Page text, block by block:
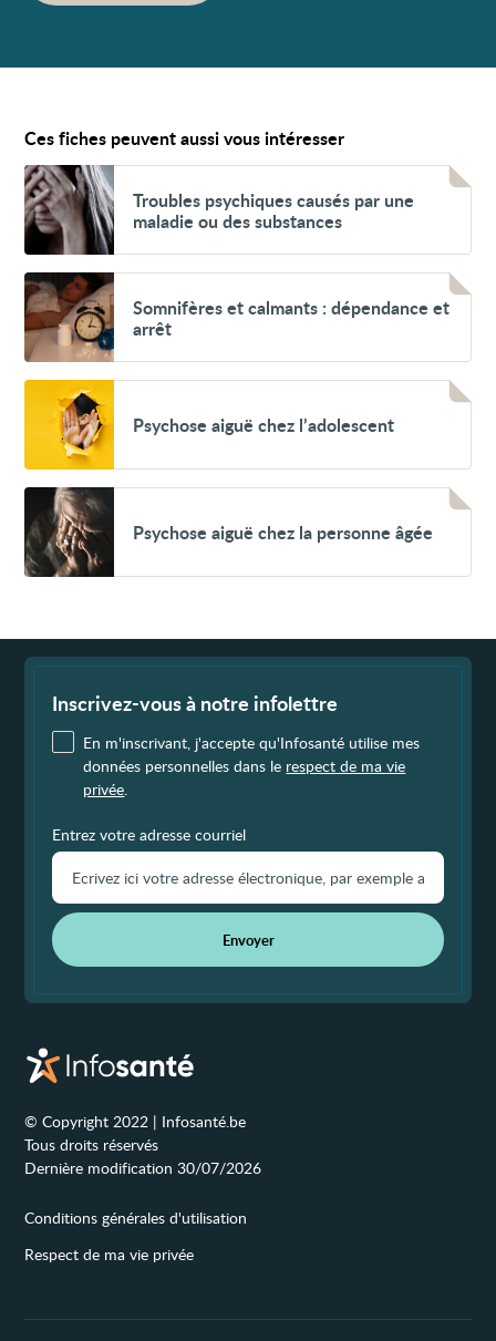
Ces fiches peuvent aussi vous intéresser
Voir
Troubles
psychiques
causés
par
maladie
ou
des
substances
Troubles psychiques causés par une
maladie ou des substances
Voir
Somnifères
et
calmants :
dépendance
arrêt
Somnifères et calmants : dépendance et
arrêt
Voir
Psychose
aiguë
l’adolescent
Psychose aiguë chez l’adolescent
Voir
Psychose
aiguë
chez
la
Psychose aiguë chez la personne âgée
Inscrivez-vous à notre infolettre
En m'inscrivant, j'accepte qu'Infosanté utilise mes
données personnelles dans le respect de ma vie
privée.
Entrez votre adresse courriel
Envoyer
© Copyright 2022 | Infosanté.be
Tous droits réservés
Dernière modification 30/07/2026
Conditions générales d'utilisation
Respect de ma vie privée